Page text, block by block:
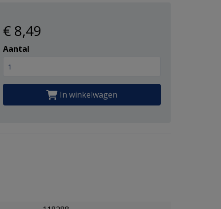
€ 8,49
Aantal
In winkelwagen